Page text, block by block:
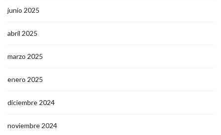
junio 2025
abril 2025
marzo 2025
enero 2025
diciembre 2024
noviembre 2024